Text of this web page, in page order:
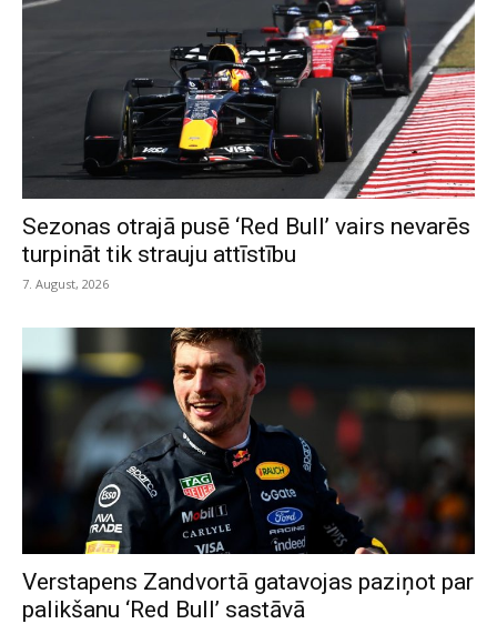
Sezonas otrajā pusē ‘Red Bull’ vairs nevarēs
turpināt tik strauju attīstību
7. August, 2026
Verstapens Zandvortā gatavojas paziņot par
palikšanu ‘Red Bull’ sastāvā